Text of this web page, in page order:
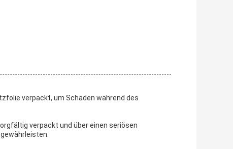
verpackt, um Schäden während des
verpackt und über einen seriösen